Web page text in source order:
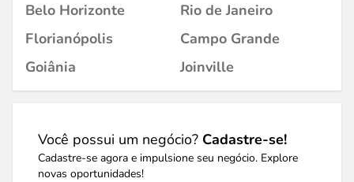
Belo Horizonte
Rio de Janeiro
Florianópolis
Campo Grande
Goiânia
Joinville
Você possui um negócio? Cadastre-se!
Cadastre-se agora e impulsione seu negócio. Explore
novas oportunidades!